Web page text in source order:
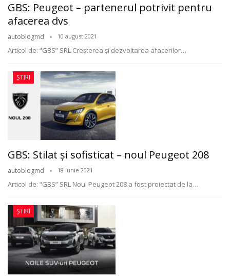
GBS: Peugeot – partenerul potrivit pentru
afacerea dvs
autoblogmd 10 august 2021
Articol de: “GBS” SRL Creșterea și dezvoltarea afacerilor…
ȘTIRI
GBS: Stilat și sofisticat – noul Peugeot 208
autoblogmd 18 iunie 2021
Articol de: “GBS” SRL Noul Peugeot 208 a fost proiectat de la…
ȘTIRI